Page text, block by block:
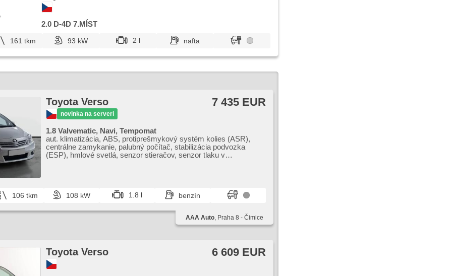
imobilizér, manuálna prevodovka, predný pohon, 6 rýchlostných
stupňov
2.0 D-4D 7.MÍST
161 tkm 93 kW 2 l nafta
Toyota Verso
novinka na serveri
7 435 EUR
1.8 Valvematic, Navi, Tempomat
aut. klimatizácia, ABS, protiprešmykový systém kolies (ASR),
centrálne zamykanie, palubný počítač, stabilizácia podvozka
(ESP), hmlové svetlá, senzor stieračov, senzor tlaku v
106 tkm 108 kW 1.8 l benzín
AAA Auto, Praha 8 - Čimice
Toyota Verso 6 609 EUR